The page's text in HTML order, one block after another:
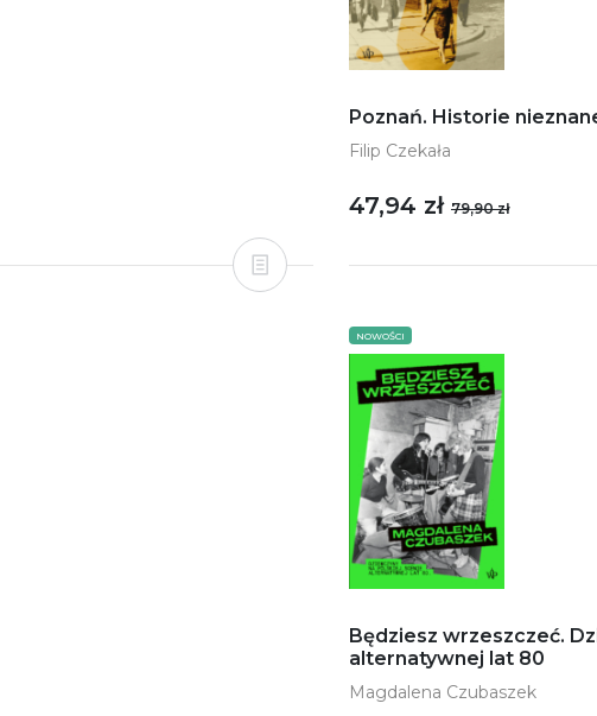
Poznań. Historie
Filip Czekała
47,94 zł 79,90 zł
NOWOŚCI
Będziesz wrzeszczeć.
alternatywnej lat 80
Magdalena Czubaszek